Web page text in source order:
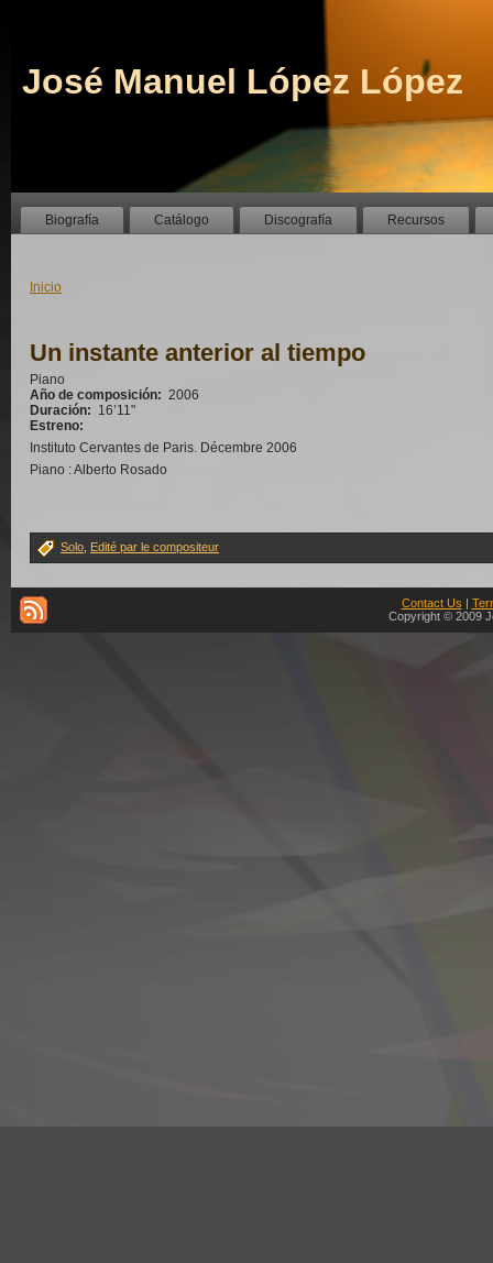
José Manuel López López
Biografía Catálogo Discografía Recursos
Inicio
Un instante anterior al tiempo
Piano
Año de composición: 2006
Duración: 16’11"
Estreno:
Instituto Cervantes de Paris. Décembre 2006
Piano : Alberto Rosado
Solo Edité par le compositeur
Contact Us |
Copyright © 2009